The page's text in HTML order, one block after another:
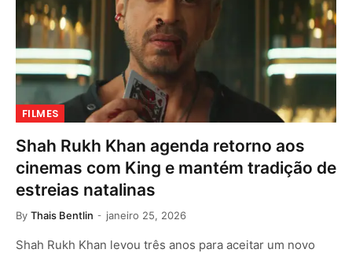
FILMES
Shah Rukh Khan agenda retorno aos
cinemas com King e mantém tradição de
estreias natalinas
By Thais Bentlin janeiro 25, 2026
Shah Rukh Khan levou três anos para aceitar um novo